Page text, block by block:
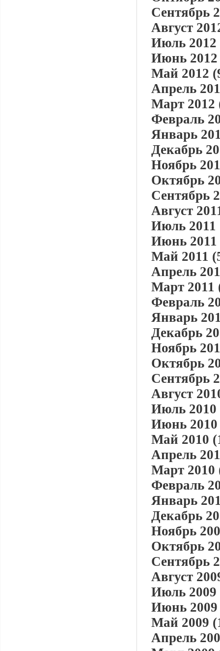
Сентябрь
Август
Июль 2012
Июнь 2012
Май 2012
Апрель
Март 2012
Февраль
Январь
Декабрь
Ноябрь
Октябрь
Сентябрь
Август
Июль 2011
Июнь 2011
Май 2011
Апрель
Март 2011
Февраль
Январь
Декабрь
Ноябрь
Октябрь
Сентябрь
Август
Июль 2010
Июнь 2010
Май 2010
Апрель
Март 2010
Февраль
Январь
Декабрь
Ноябрь
Октябрь
Сентябрь
Август
Июль 2009
Июнь 2009
Май 2009
Апрель